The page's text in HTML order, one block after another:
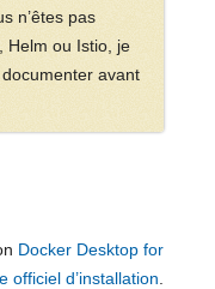
n’êtes pas
Helm ou Istio, je
avant
Docker Desktop for
officiel d’installation